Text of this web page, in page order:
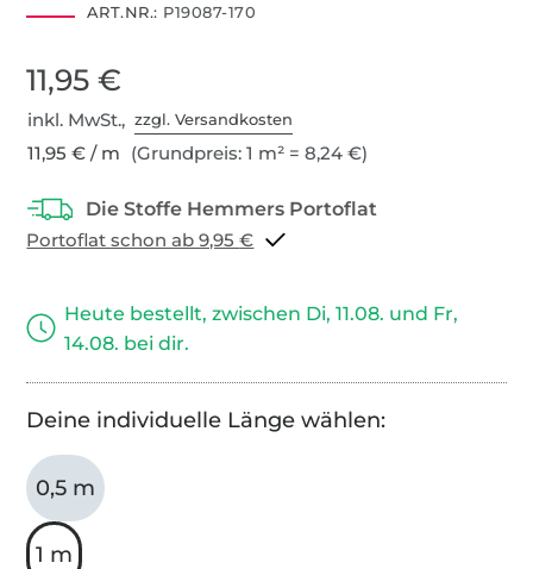
ART.NR.: P19087-170
11,95 €
inkl. MwSt.,zzgl. Versandkosten
11,95 € / m (Grundpreis: 1 m² = 8,24 €)
Portoflat schon ab 9,95 €
Heute bestellt, zwischen Di, 11.08. und Fr,
14.08. bei dir.
Deine individuelle Länge wählen:
0,5 m
1 m